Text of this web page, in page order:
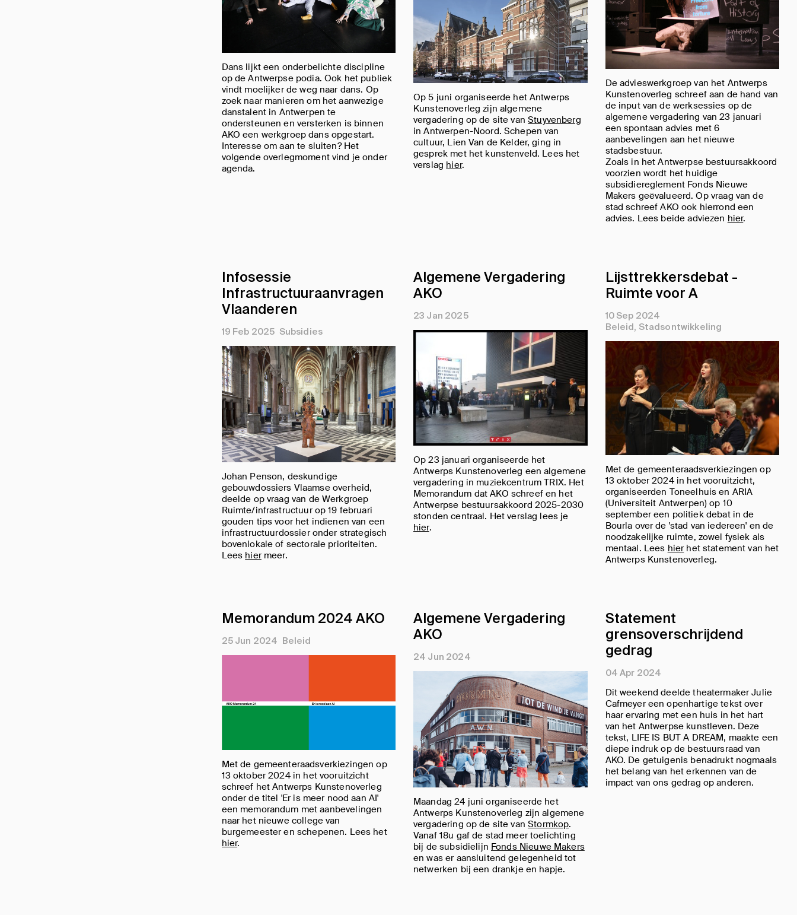
Dans lijkt een onderbelichte discipline
op de Antwerpse podia. Ook het publiek
vindt moelijker de weg naar dans. Op
zoek naar manieren om het aanwezige
danstalent in Antwerpen te
ondersteunen en versterken is binnen
AKO een werkgroep dans opgestart.
Interesse om aan te sluiten? Het
volgende overlegmoment vind je onder
agenda.
Op 5 juni organiseerde het Antwerps
Kunstenoverleg zijn algemene
vergadering op de site vanStuyvenberg
in Antwerpen-Noord. Schepen van
cultuur, Lien Van de Kelder, ging in
gesprek met het kunstenveld. Lees het
verslag hier.
De advieswerkgroep van het Antwerps
Kunstenoverleg schreef aan de hand van
de input van de werksessies op de
algemene vergadering van 23 januari
een spontaan advies met 6
aanbevelingen aan het nieuwe
stadsbestuur.
Zoals in het Antwerpse bestuursakkoord
voorzien wordt het huidige
subsidiereglement Fonds Nieuwe
Makers geëvalueerd. Op vraag van de
stad schreef AKO ook hierrond een
advies. Lees beide adviezen hier.
Infosessie
Infrastructuuraanvragen
Vlaanderen
19 Feb 2025 Subsidies
Johan Penson, deskundige
gebouwdossiers Vlaamse overheid,
deelde op vraag van de Werkgroep
Ruimte/infrastructuur op 19 februari
gouden tips voor het indienen van een
infrastructuurdossier onder strategisch
bovenlokale of sectorale prioriteiten.
Lees hiermeer.
Algemene Vergadering
AKO
23 Jan 2025
Op 23 januari organiseerde het
Antwerps Kunstenoverleg een algemene
vergadering in muziekcentrum TRIX. Het
Memorandum dat AKO schreef en het
Antwerpse bestuursakkoord 2025-2030
stonden centraal. Het verslag lees je
hier.
Lijsttrekkersdebat -
Ruimte voor A
10 Sep 2024
Beleid Stadsontwikkeling
Met de gemeenteraadsverkiezingen op
13 oktober 2024 in het vooruitzicht,
organiseerden Toneelhuis en ARIA
(Universiteit Antwerpen) op 10
september een politiek debat in de
Bourla over de 'stad van iedereen' en de
noodzakelijke ruimte, zowel fysiek als
mentaal. Lees hierhet statement van het
Antwerps Kunstenoverleg.
Memorandum 2024 AKO
25 Jun 2024 Beleid
Met de gemeenteraadsverkiezingen op
13 oktober 2024 in het vooruitzicht
schreef het Antwerps Kunstenoverleg
onder de titel 'Er is meer nood aan AI'
een memorandum met aanbevelingen
naar het nieuwe college van
burgemeester en schepenen. Lees het
hier.
Algemene Vergadering
AKO
24 Jun 2024
Maandag 24 juni organiseerde het
Antwerps Kunstenoverleg zijn algemene
vergadering op de site vanStormkop.
Vanaf 18u gaf de stad meer toelichting
bij de subsidielijn Fonds Nieuwe Makers
en was er aansluitend gelegenheid tot
netwerken bij een drankje en hapje.
Statement
grensoverschrijdend
gedrag
04 Apr 2024
Dit weekend deelde theatermaker Julie
Cafmeyer een openhartige tekst over
haar ervaring met een huis in het hart
van het Antwerpse kunstleven. Deze
tekst, LIFE IS BUT A DREAM, maakte een
diepe indruk op de bestuursraad van
AKO. De getuigenis benadrukt nogmaals
het belang van het erkennen van de
impact van ons gedrag op anderen.